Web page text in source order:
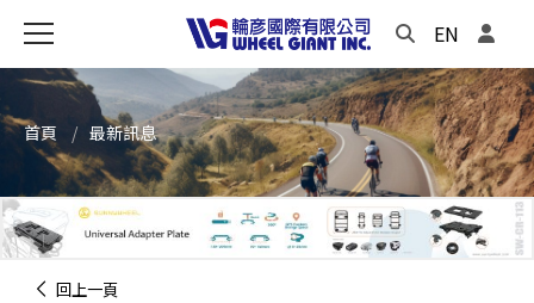
EN
首頁 最新訊息
回上一頁